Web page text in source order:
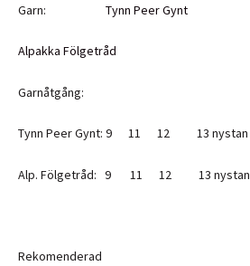
Garn: Tynn Peer Gynt
Alpakka Fölgetråd
Garnåtgång:
Tynn Peer Gynt: 9 11 12 13 nystan
Alp. Fölgetråd: 9 11 12 13 nystan
Rekomenderad